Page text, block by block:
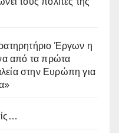
Έργων η
από τα πρώτα
στην Ευρώπη για